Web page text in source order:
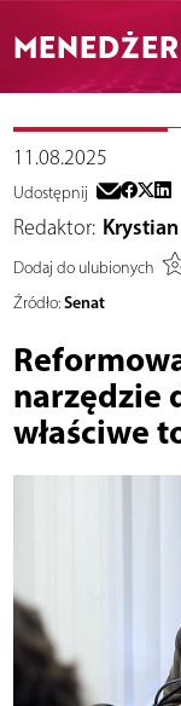
11.08.2025
Udostępnij
Redaktor:
Dodaj do ulubionych
Źródło: Senat
narzędzie
właściwe